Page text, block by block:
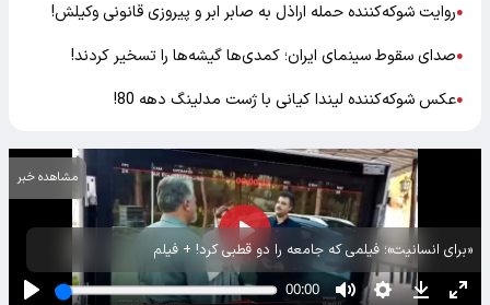
●روایت شوکه‌کننده حمله اراذل به صابر ابر و پیروزی قانونی وکیلش!
●صدای سقوط سینمای ایران؛ کمدی‌ها گیشه‌ها را تسخیر کردند!
●عکس شوکه‌کننده لیندا کیانی با ژست مدلینگ دهه 80!
«برای انسانیت»؛ فیلمی که جامعه را دو قطبی کرد! + فیلم
مشاهده خبر